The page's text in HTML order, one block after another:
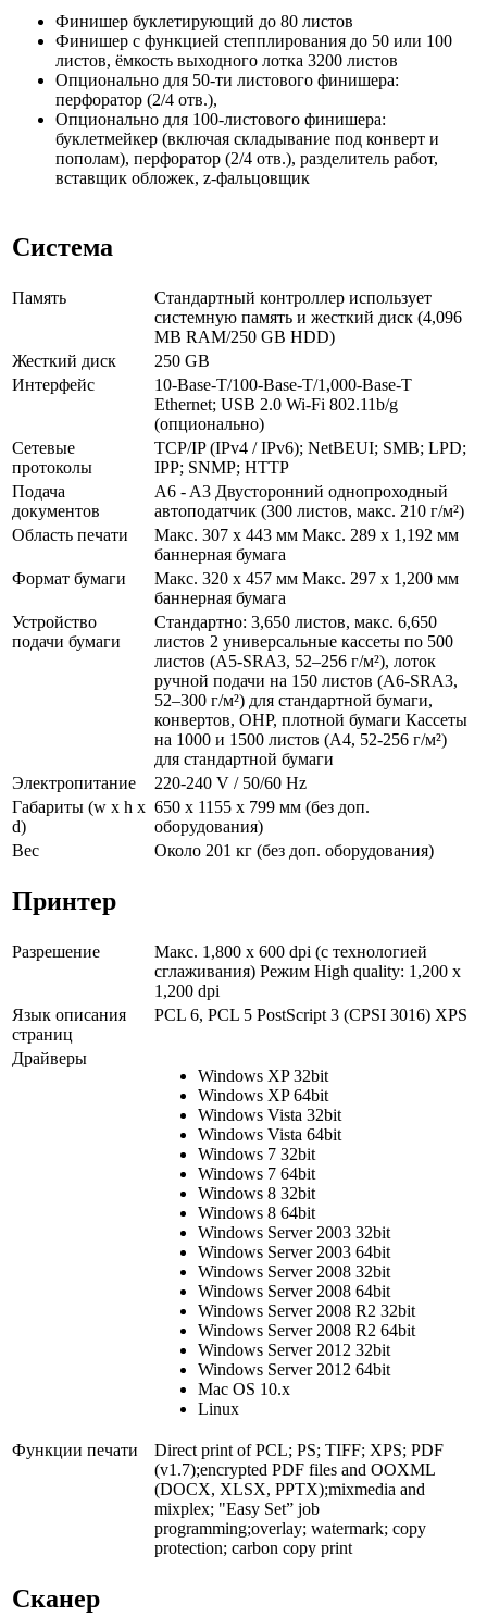
Финишер буклетирующий до 80 листов
Финишер с функцией степплирования до 50 или 100
листов, ёмкость выходного лотка 3200 листов
Опционально для 50-ти листового финишера:
перфоратор (2/4 отв.),
Опционально для 100-листового финишера:
буклетмейкер (включая складывание под конверт и
пополам), перфоратор (2/4 отв.), разделитель работ,
вставщик обложек, z-фальцовщик
Система
Память
Стандартный контроллер использует
системную память и жесткий диск (4,096
MB RAM/250 GB HDD)
Жесткий диск
250 GB
Интерфейс
10-Base-T/100-Base-T/1,000-Base-T
Ethernet; USB 2.0 Wi-Fi 802.11b/g
(опционально)
Сетевые
протоколы
TCP/IP (IPv4 / IPv6); NetBEUI; SMB; LPD;
IPP; SNMP; HTTP
Подача
документов
A6 - A3 Двусторонний однопроходный
автоподатчик (300 листов, макс. 210 г/м²)
Область печати
Макс. 307 x 443 мм Макс. 289 x 1,192 мм
баннерная бумага
Формат бумаги
Макс. 320 x 457 мм Макс. 297 x 1,200 мм
баннерная бумага
Устройство
подачи бумаги
Стандартно: 3,650 листов, макс. 6,650
листов 2 универсальные кассеты по 500
листов (A5-SRA3, 52–256 г/м²), лоток
ручной подачи на 150 листов (A6-SRA3,
52–300 г/м²) для стандартной бумаги,
конвертов, OHP, плотной бумаги Кассеты
на 1000 и 1500 листов (A4, 52-256 г/м²)
для стандартной бумаги
Электропитание
220-240 V / 50/60 Hz
Габариты (w x h x
d)
650 x 1155 x 799 мм (без доп.
оборудования)
Вес
Около 201 кг (без доп. оборудования)
Принтер
Разрешение
Макс. 1,800 x 600 dpi (с технологией
сглаживания) Режим High quality: 1,200 x
1,200 dpi
Язык описания
страниц
PCL 6, PCL 5 PostScript 3 (CPSI 3016) XPS
Драйверы
Windows XP 32bit
Windows XP 64bit
Windows Vista 32bit
Windows Vista 64bit
Windows 7 32bit
Windows 7 64bit
Windows 8 32bit
Windows 8 64bit
Windows Server 2003 32bit
Windows Server 2003 64bit
Windows Server 2008 32bit
Windows Server 2008 64bit
Windows Server 2008 R2 32bit
Windows Server 2008 R2 64bit
Windows Server 2012 32bit
Windows Server 2012 64bit
Mac OS 10.x
Linux
Функции печати
Direct print of PCL; PS; TIFF; XPS; PDF
(v1.7);encrypted PDF files and OOXML
(DOCX, XLSX, PPTX);mixmedia and
mixplex; "Easy Set” job
programming;overlay; watermark; copy
protection; carbon copy print
Сканер